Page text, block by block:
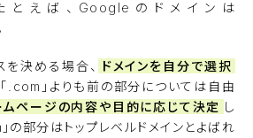
とえば、Googleのドメインは
決める場合、
ドメインを自分で選択
.com」よりも前の部分については自由
ムページの内容や目的に応じて決定 し
」の部分はトップレベルドメインとよばれ